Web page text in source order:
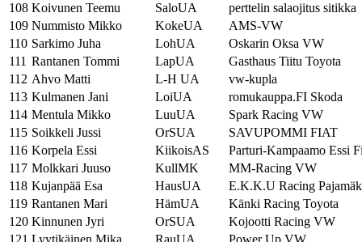
108 Koivunen Teemu SaloUA
perttelin salaojitus sitikka
109 Nummisto Mikko KokeUA
AMS-VW
110 Sarkimo Juha LohUA
Oskarin Oksa VW
111 Rantanen Tommi LapUA
Gasthaus Tiitu Toyota
112 Ahvo Matti L-H UA
vw-kupla
113 Kulmanen Jani LoiUA
romukauppa.FI Skoda
114 Mentula Mikko LuuUA
Spark Racing VW
115 Soikkeli Jussi OrSUA
SAVUPOMMI FIAT
116 Korpela Essi KiikoisAS
Parturi-Kampaamo Essi
117 Molkkari Juuso KullMK
MM-Racing VW
118 Kujanpää Esa HausUA
E.K.K.U Racing
119 Rantanen Mari HämUA
Känki Racing Toyota
120 Kinnunen Jyri OrSUA
Kojootti Racing VW
121 Lyytikäinen Mika RauUA
Power Up VW